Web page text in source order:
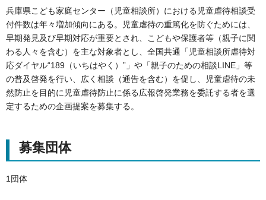
兵庫県こども家庭センター（児童相談所）における児童虐待相談受
付件数は年々増加傾向にある。児童虐待の重篤化を防ぐためには、
早期発見及び早期対応が重要とされ、こどもや保護者等（親子に関
わる人々を含む）を主な対象者とし、全国共通「児童相談所虐待対
応ダイヤル“189（いちはやく）”」や「親子のための相談LINE」等
の普及啓発を行い、広く相談（通告を含む）を促し、児童虐待の未
然防止を目的に児童虐待防止に係る広報啓発業務を委託する者を選
定するための企画提案を募集する。
募集団体
1団体